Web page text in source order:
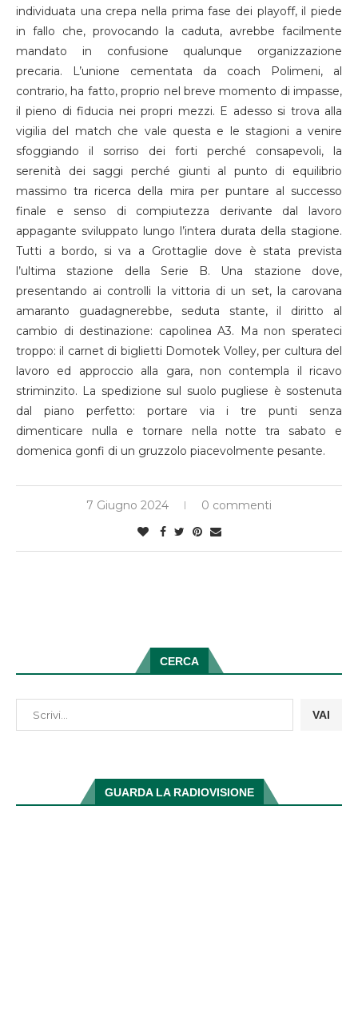
individuata una crepa nella prima fase dei playoff, il piede
in fallo che, provocando la caduta, avrebbe facilmente
mandato in confusione qualunque organizzazione
precaria. L’unione cementata da coach Polimeni, al
contrario, ha fatto, proprio nel breve momento di impasse,
il pieno di fiducia nei propri mezzi. E adesso si trova alla
vigilia del match che vale questa e le stagioni a venire
sfoggiando il sorriso dei forti perché consapevoli, la
serenità dei saggi perché giunti al punto di equilibrio
massimo tra ricerca della mira per puntare al successo
finale e senso di compiutezza derivante dal lavoro
appagante sviluppato lungo l’intera durata della stagione.
Tutti a bordo, si va a Grottaglie dove è stata prevista
l’ultima stazione della Serie B. Una stazione dove,
presentando ai controlli la vittoria di un set, la carovana
amaranto guadagnerebbe, seduta stante, il diritto al
cambio di destinazione: capolinea A3. Ma non sperateci
troppo: il carnet di biglietti Domotek Volley, per cultura del
lavoro ed approccio alla gara, non contempla il ricavo
striminzito. La spedizione sul suolo pugliese è sostenuta
dal piano perfetto: portare via i tre punti senza
dimenticare nulla e tornare nella notte tra sabato e
domenica gonfi di un gruzzolo piacevolmente pesante.
7 Giugno 2024 0 commenti
CERCA
VAI
GUARDA LA RADIOVISIONE